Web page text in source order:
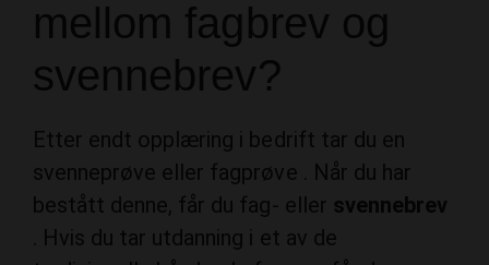
svennebrev?
Etter endt opplæring i bedrift tar du en
svenneprøve eller fagprøve . Når du har
bestått denne, får du fag- eller svennebrev
. Hvis du tar utdanning i et av de
tradisjonelle håndverksfagene, får du som
regel
svennebrev Fagbrev
får du dersom